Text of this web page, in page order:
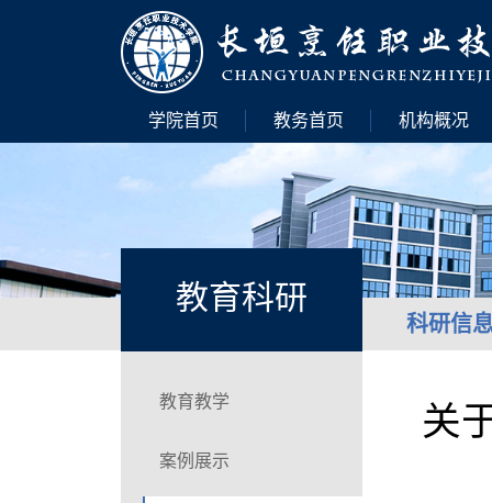
学院首页 教务首页 机构概况
教育科研
科研信
教育教学
案例展示
关